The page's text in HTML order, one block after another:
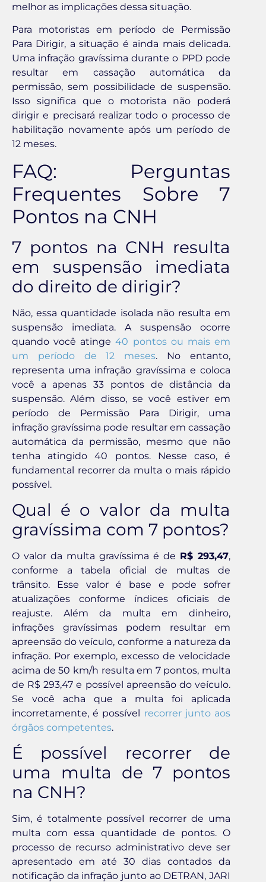
melhor as implicações dessa situação.
Para motoristas em período de Permissão
Para Dirigir, a situação é ainda mais delicada.
Uma infração gravíssima durante o PPD pode
resultar em cassação automática da
permissão, sem possibilidade de suspensão.
Isso significa que o motorista não poderá
dirigir e precisará realizar todo o processo de
habilitação novamente após um período de
12 meses.
FAQ: Perguntas
Frequentes Sobre 7
Pontos na CNH
7 pontos na CNH resulta
em suspensão imediata
do direito de dirigir?
Não, essa quantidade isolada não resulta em
suspensão imediata. A suspensão ocorre
quando você atinge40 pontos ou mais em
um período de 12 meses. No entanto,
representa uma infração gravíssima e coloca
você a apenas 33 pontos de distância da
suspensão. Além disso, se você estiver em
período de Permissão Para Dirigir, uma
infração gravíssima pode resultar em cassação
automática da permissão, mesmo que não
tenha atingido 40 pontos. Nesse caso, é
fundamental recorrer da multa o mais rápido
possível.
Qual é o valor da multa
gravíssima com 7 pontos?
O valor da multa gravíssima é de R$ 293,47,
conforme a tabela oficial de multas de
trânsito. Esse valor é base e pode sofrer
atualizações conforme índices oficiais de
reajuste. Além da multa em dinheiro,
infrações gravíssimas podem resultar em
apreensão do veículo, conforme a natureza da
infração. Por exemplo, excesso de velocidade
acima de 50 km/h resulta em 7 pontos, multa
de R$ 293,47 e possível apreensão do veículo.
Se você acha que a multa foi aplicada
incorretamente, é possível recorrer junto aos
órgãos competentes.
É possível recorrer de
uma multa de 7 pontos
na CNH?
Sim, é totalmente possível recorrer de uma
multa com essa quantidade de pontos. O
processo de recurso administrativo deve ser
apresentado em até 30 dias contados da
notificação da infração junto ao DETRAN, JARI